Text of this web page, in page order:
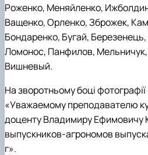
Роженко, Меняйленко,
Ващенко, Орленко, Зброжек,
Бондаренко, Бугай,
Ломонос, Панфилов,
Вишневый.
На зворотньому боці
«Уважаемому преподавателю
доценту Владимиру Ефимовичу
выпускников-агрономов
г».